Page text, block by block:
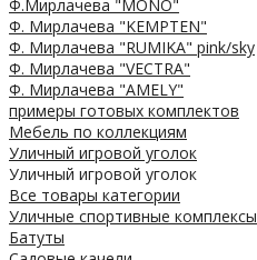
Ф.Мирлачева "MONO"
Ф. Мирлачева "KEMPTEN"
Ф. Мирлачева "RUMIKA" pink/sky
Ф. Мирлачева "VECTRA"
Ф. Мирлачева "AMELY"
примеры готовых комплектов
Мебель по коллекциям
Уличный игровой уголок
Уличный игровой уголок
Все товары категории
Уличные спортивные комплексы
Батуты